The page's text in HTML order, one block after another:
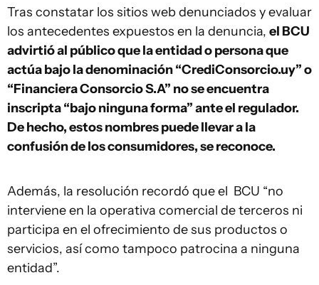
Tras constatar los sitios web denunciados y evaluar
los antecedentes expuestos en la denuncia, el BCU
advirtió al público que la entidad o persona que
actúa bajo la denominación “CrediConsorcio.uy” o
“Financiera Consorcio S.A” no se encuentra
inscripta “bajo ninguna forma” ante el regulador.
De hecho, estos nombres puede llevar a la
confusión de los consumidores, se reconoce.
Además, la resolución recordó que el BCU “no
interviene en la operativa comercial de terceros ni
participa en el ofrecimiento de sus productos o
servicios, así como tampoco patrocina a ninguna
entidad”.